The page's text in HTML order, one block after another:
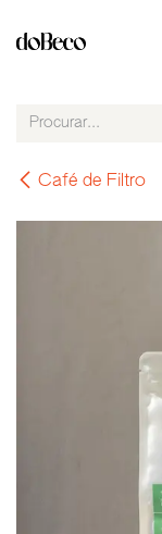
Café de Filtro